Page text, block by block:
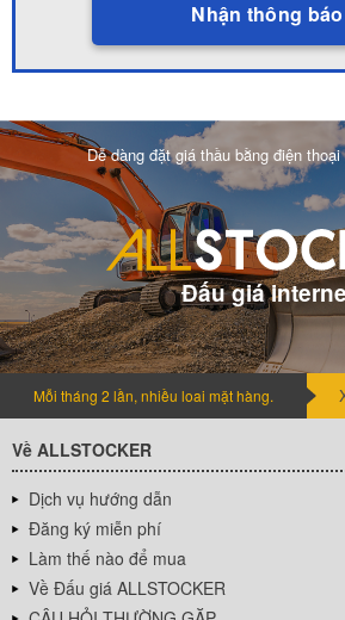
Nhận thông báo
Dễ dàng đặt giá thầu bằng điện
Đấu giá
Mỗi tháng 2 lần, nhiều loai mặt hàng.
Về ALLSTOCKER
Dịch vụ hướng dẫn
Đăng ký miễn phí
Làm thế nào để mua
Về Đấu giá ALLSTOCKER